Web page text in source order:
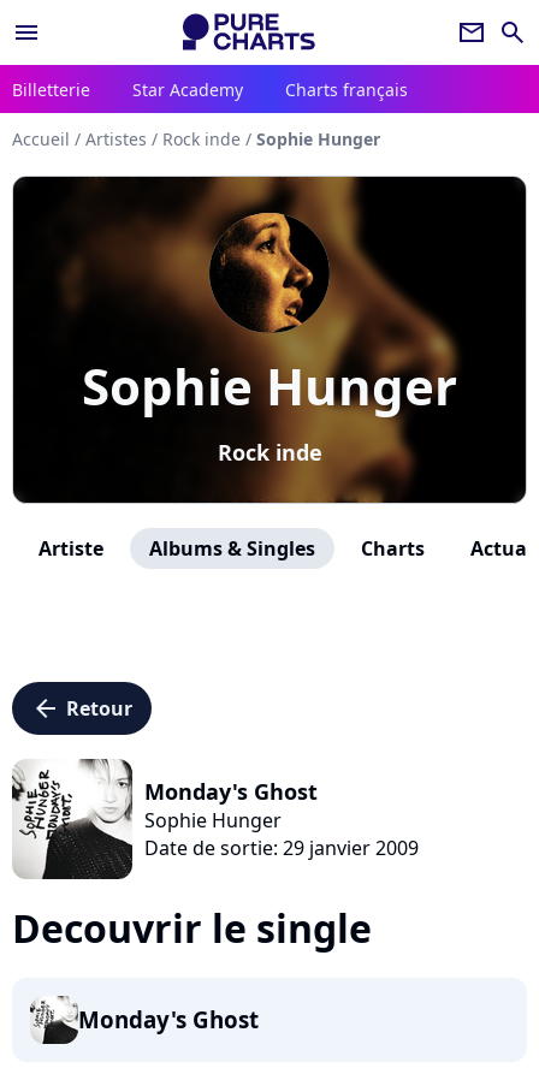
menu newsletter search
Billetterie Star Academy Charts français
Accueil / Artistes / Rock inde / Sophie Hunger
Sophie Hunger
Rock inde
Artiste Albums & Singles Charts
arrow_left Retour
Monday's Ghost
Sophie Hunger
Date de sortie: 29 janvier 2009
Decouvrir le single
Monday's Ghost